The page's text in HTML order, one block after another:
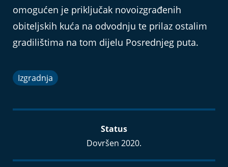
omogućen je priključak novoizgrađenih
obiteljskih kuća na odvodnju te prilaz ostalim
gradilištima na tom dijelu Posrednjeg puta.
Izgradnja
Status
Dovršen 2020.